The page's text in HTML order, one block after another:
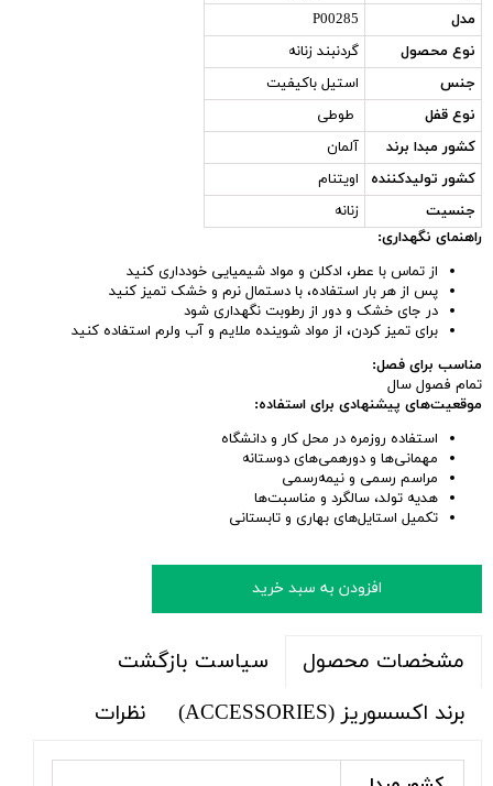
مدل
P00285
نوع محصول
گردنبند زنانه
جنس
استیل باکیفیت
نوع قفل
طوطی
کشور مبدا برند
آلمان
کشور تولیدکننده
اویتنام
جنسیت
زنانه
راهنمای نگهداری:
از تماس با عطر، ادکلن و مواد شیمیایی خودداری کنید
پس از هر بار استفاده، با دستمال نرم و خشک تمیز کنید
در جای خشک و دور از رطوبت نگهداری شود
برای تمیز کردن، از مواد شوینده ملایم و آب ولرم استفاده کنید
مناسب برای فصل:
تمام فصول سال
موقعیت‌های پیشنهادی برای استفاده:
استفاده روزمره در محل کار و دانشگاه
مهمانی‌ها و دورهمی‌های دوستانه
مراسم رسمی و نیمه‌رسمی
هدیه تولد، سالگرد و مناسبت‌ها
تکمیل استایل‌های بهاری و تابستانی
افزودن به سبد خرید
مشخصات محصول
سیاست بازگشت
برند اکسسوریز (ACCESSORIES)
نظرات